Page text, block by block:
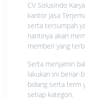
CV Solusindo
kantor jasa
serta tersumpah
nantinya akan
memberi yang
Serta menjamin
lakukan ini benar-
bidang serta term
setiap kategori.